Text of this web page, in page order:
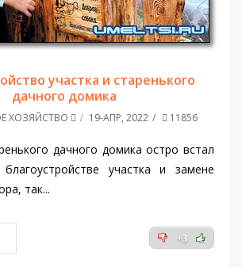
участка и старенького
дачного домика
ХОЗЯЙСТВО 19-АПР, 2022 11856
дачного домика остро встал
участка и замене
так...
+3